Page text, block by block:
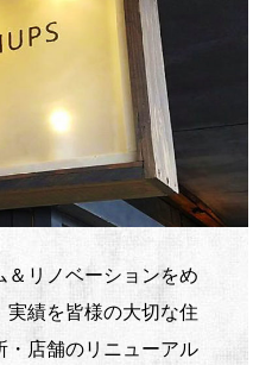
リノベーションをめ
実績を皆様の大切な住
・店舗のリニューアル